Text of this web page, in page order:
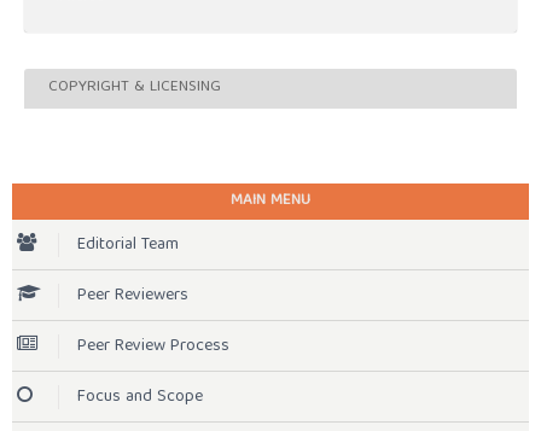
COPYRIGHT & LICENSING
MAIN MENU
Editorial Team
Peer Reviewers
Peer Review Process
Focus and Scope